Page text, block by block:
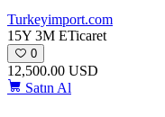
Turkeyimport.com
15Y 3M ETicaret
0
12,500.00 USD
Satın Al